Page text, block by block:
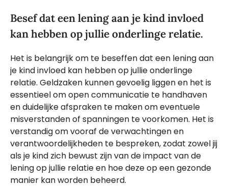
Besef dat een lening aan je kind invloed
kan hebben op jullie onderlinge relatie.
Het is belangrijk om te beseffen dat een lening aan
je kind invloed kan hebben op jullie onderlinge
relatie. Geldzaken kunnen gevoelig liggen en het is
essentieel om open communicatie te handhaven
en duidelijke afspraken te maken om eventuele
misverstanden of spanningen te voorkomen. Het is
verstandig om vooraf de verwachtingen en
verantwoordelijkheden te bespreken, zodat zowel jij
als je kind zich bewust zijn van de impact van de
lening op jullie relatie en hoe deze op een gezonde
manier kan worden beheerd.